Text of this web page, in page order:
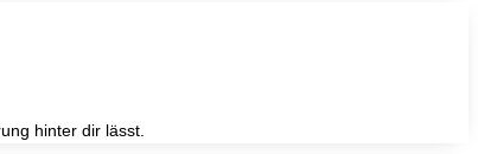
hinter dir lässt.